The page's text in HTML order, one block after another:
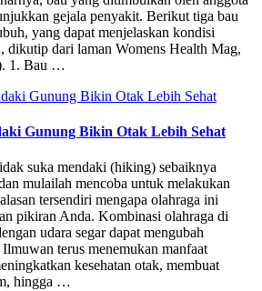
gejala penyakit. Berikut tiga bau
yang dapat menjelaskan kondisi
dikutip dari laman Womens Health Mag,
1. Bau …
Gunung Bikin Otak Lebih Sehat
suka mendaki (hiking) sebaiknya
mulailah mencoba untuk melakukan
tersendiri mengapa olahraga ini
pikiran Anda. Kombinasi olahraga di
udara segar dapat mengubah
terus menemukan manfaat
kesehatan otak, membuat
hingga …